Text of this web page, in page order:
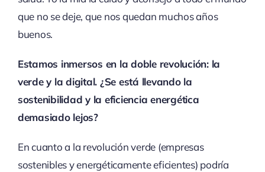
que no se deje, que nos quedan muchos años
buenos.
Estamos inmersos en la doble revolución: la
verde y la digital. ¿Se está llevando la
sostenibilidad y la eficiencia energética
demasiado lejos?
En cuanto a la revolución verde (empresas
sostenibles y energéticamente eficientes) podría